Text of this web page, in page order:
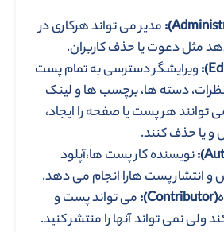
:مدیر می تواند هرکاری در
مثل دعوت یا حذف کاربران.
:ویرایشگر دسترسی به تمام پست
دسته ها، برچسب ها و لینک
توانند هر پست یا صفحه را ایجاد،
و یا حذف کنند.
:نویسنده کار پست ها،آپلود
و انتشار پست هارا انجام می دهد.
(Contributor)
:می تواند پست و
ولی نمی تواند آنها را منتشر کنید.